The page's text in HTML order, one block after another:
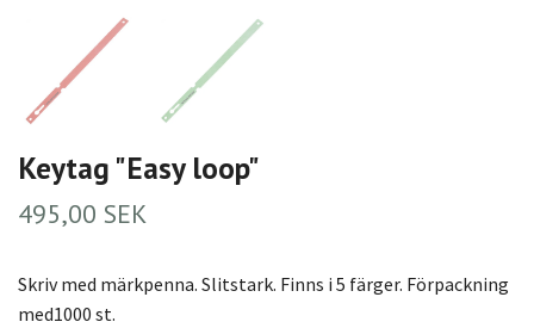
Keytag "Easy loop"
495,00 SEK
Skriv med märkpenna. Slitstark. Finns i 5 färger. Förpackning
med1000 st.